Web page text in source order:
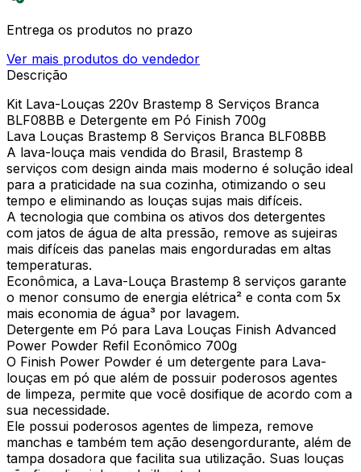
Entrega os produtos no prazo
Ver mais produtos do vendedor
Descrição
Kit Lava-Louças 220v Brastemp 8 Serviços Branca
BLF08BB e Detergente em Pó Finish 700g
Lava Louças Brastemp 8 Serviços Branca BLF08BB
A lava-louça mais vendida do Brasil, Brastemp 8
serviços com design ainda mais moderno é solução ideal
para a praticidade na sua cozinha, otimizando o seu
tempo e eliminando as louças sujas mais difíceis.
A tecnologia que combina os ativos dos detergentes
com jatos de água de alta pressão, remove as sujeiras
mais difíceis das panelas mais engorduradas em altas
temperaturas.
Econômica, a Lava-Louça Brastemp 8 serviços garante
o menor consumo de energia elétrica² e conta com 5x
mais economia de água³ por lavagem.
Detergente em Pó para Lava Louças Finish Advanced
Power Powder Refil Econômico 700g
O Finish Power Powder é um detergente para Lava-
louças em pó que além de possuir poderosos agentes
de limpeza, permite que você dosifique de acordo com a
sua necessidade.
Ele possui poderosos agentes de limpeza, remove
manchas e também tem ação desengordurante, além de
tampa dosadora que facilita sua utilização. Suas louças